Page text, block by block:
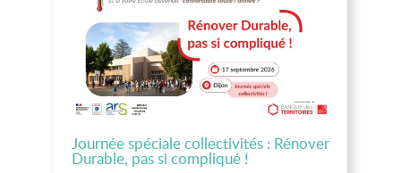
Journée spéciale collectivités : Rénover
Durable, pas si compliqué !